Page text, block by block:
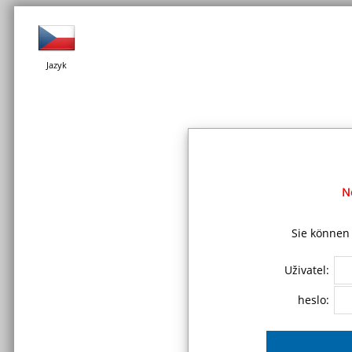
Jazyk
Sie
Uživatel:
heslo: